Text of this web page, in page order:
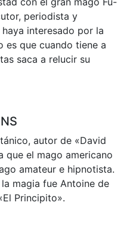
periodista y
interesado por la
es que cuando tiene a
saca a relucir su
autor de «David
que el mago americano
amateur e hipnotista.
magia fue Antoine de
Principito».